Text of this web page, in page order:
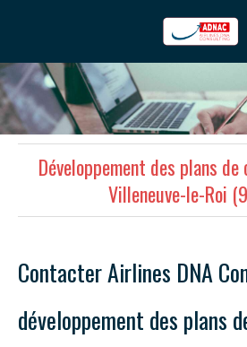
Développement des plans
Villeneuve-le-Roi
Contacter Airlines DNA
développement des plans